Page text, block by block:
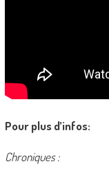
Pour plus d’infos:
Chroniques :